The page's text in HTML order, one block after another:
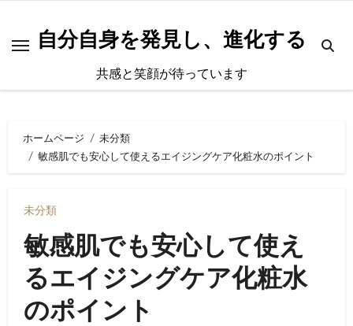
自分自身を発見し、進化する
共感と笑顔が待っています
ホームページ
未分類
敏感肌でも安心して使えるエイジングケア化粧水のポイント
未分類
敏感肌でも安心して使え
るエイジングケア化粧水
のポイント